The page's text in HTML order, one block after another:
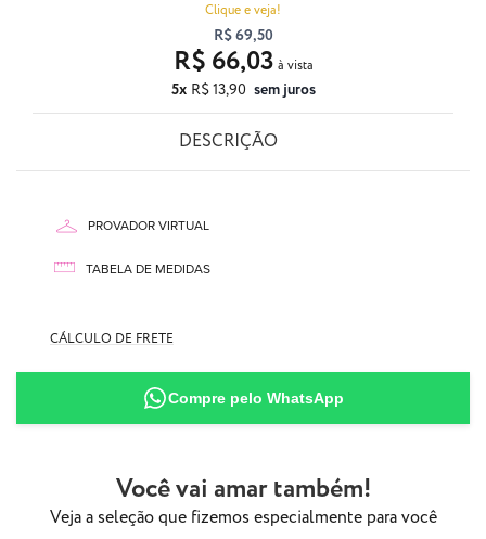
Clique e veja!
R$ 69,50
5x R$ 13,90 sem juros
R$ 66,03
DESCRIÇÃO
13% Elastano
PROVADOR VIRTUAL
TABELA DE MEDIDAS
CÁLCULO DE FRETE
Compre pelo WhatsApp
Você vai amar também!
Veja a seleção que fizemos especialmente para você